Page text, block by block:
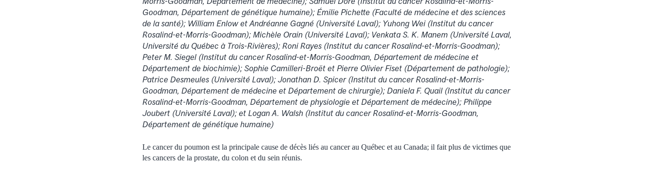
Goodman, Département de génétique humaine); Émilie Pichette (Faculté de médecine et des sciences
de la santé); William Enlow et Andréanne Gagné (Université Laval); Yuhong Wei (Institut du cancer
Rosalind-et-Morris-Goodman); Michèle Orain (Université Laval); Venkata S. K. Manem (Université Laval,
Université du Québec à Trois-Rivières); Roni Rayes (Institut du cancer Rosalind-et-Morris-Goodman);
Peter M. Siegel (Institut du cancer Rosalind-et-Morris-Goodman, Département de médecine et
Département de biochimie); Sophie Camilleri-Broët et Pierre Olivier Fiset (Département de pathologie);
Patrice Desmeules (Université Laval); Jonathan D. Spicer (Institut du cancer Rosalind-et-Morris-
Goodman, Département de médecine et Département de chirurgie); Daniela F. Quail (Institut du cancer
Rosalind-et-Morris-Goodman, Département de physiologie et Département de médecine); Philippe
Joubert (Université Laval); et Logan A. Walsh (Institut du cancer Rosalind-et-Morris-Goodman,
Département de génétique humaine)
Le cancer du poumon est la principale cause de décès liés au cancer au Québec et au Canada; il fait plus de victimes que
les cancers de la prostate, du colon et du sein réunis.